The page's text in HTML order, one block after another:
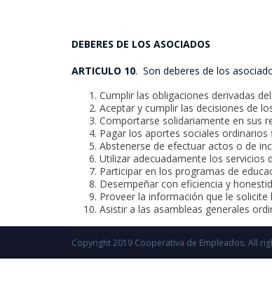
DEBERES DE LOS ASOCIADOS
ARTICULO 10. Son deberes de los
Cumplir las obligaciones derivadas
Aceptar y cumplir las decisiones de
Comportarse solidariamente en sus
Pagar los aportes sociales
Abstenerse de efectuar actos o de
Utilizar adecuadamente los servicios
Participar en los programas de
Desempeñar con eficiencia y
Proveer la información que le
Asistir a las asambleas generales
Copyright 2019 Cooperativa de Empleados. All